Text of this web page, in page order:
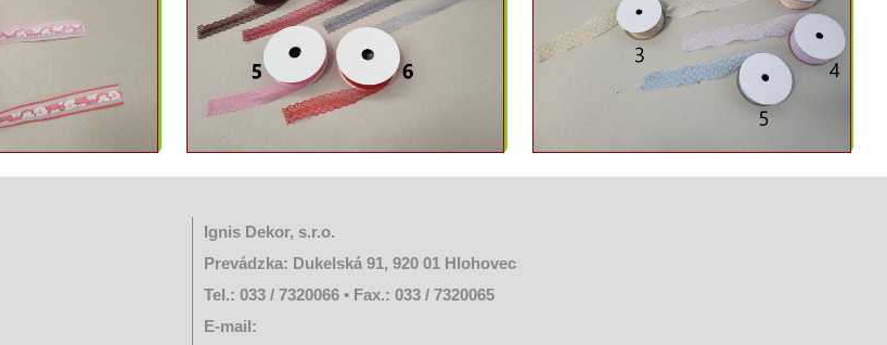
Ignis Dekor, s.r.o.
Prevádzka: Dukelská 91, 920 01 Hlohovec
Tel.: 033 / 7320066 • Fax.: 033 / 7320065
E-mail: